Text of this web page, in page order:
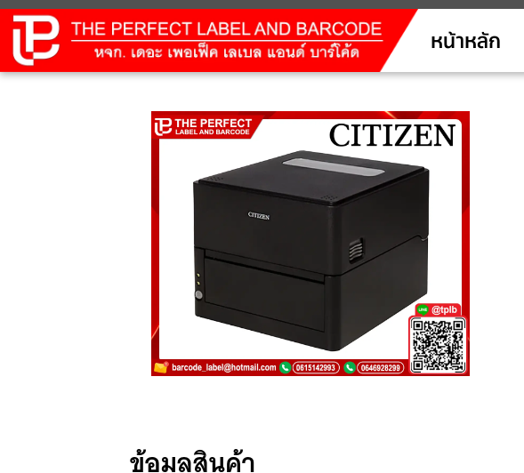
หน้าหลัก
ข้อมูลสินค้า